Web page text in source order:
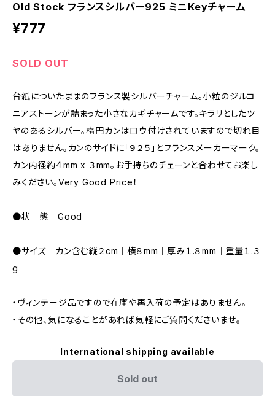
Old Stock フランスシルバー925 ミニKeyチャーム
¥777
SOLD OUT
台紙についたままのフランス製シルバーチャーム。小粒のジルコ
ニアストーンが詰まった小さなカギチャームです。キラリとしたツ
ヤのあるシルバー。楕円カンはロウ付けされていますので切れ目
はありません。カンのサイドに「９２５」とフランスメーカーマーク。
カン内径約４mm x ３mm。お手持ちのチェーンと合わせてお楽し
みください。Very Good Price！
●状 態 Good
●サイズ カン含む縦２cm｜横８mm｜厚み１.８mm｜重量１.３
g
・ヴィンテージ品ですので在庫や再入荷の予定はありません。
・その他、気になることがあれば気軽にご質問くださいませ。
International shipping available
Sold out